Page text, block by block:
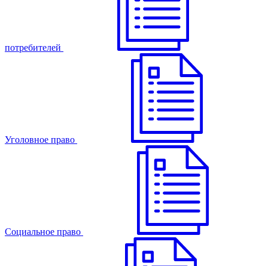
потребителей
Уголовное право
Cоциальное право